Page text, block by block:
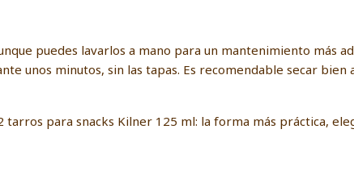
puedes lavarlos a mano para un mantenimiento más
unos minutos, sin las tapas. Es recomendable secar bien
para snacks Kilner 125 ml: la forma más práctica,